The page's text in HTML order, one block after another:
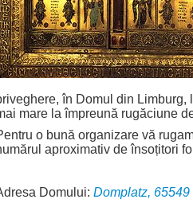
în Domul din Limburg,
mare la împreună rugăciune
o bună organizare vă
aproximativ de însoțitori
Domului: Domplatz,